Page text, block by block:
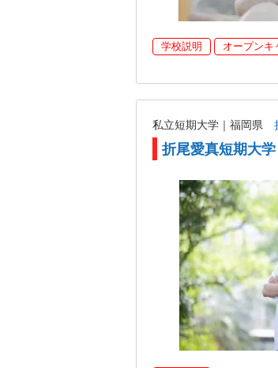
学校説明 オープンキ
私立短期大学｜福岡県
折尾愛真短期大